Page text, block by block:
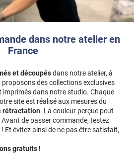
dans notre atelier en
France
et découpésdans notre atelier, à
des collections exclusives
imprimés dans notre studio. Chaque
site est réalisé aux mesures du
rétractation. La couleur perçue peut
de passer commande, testez
Et évitez ainsi de ne pas être satisfait,
gratuits !